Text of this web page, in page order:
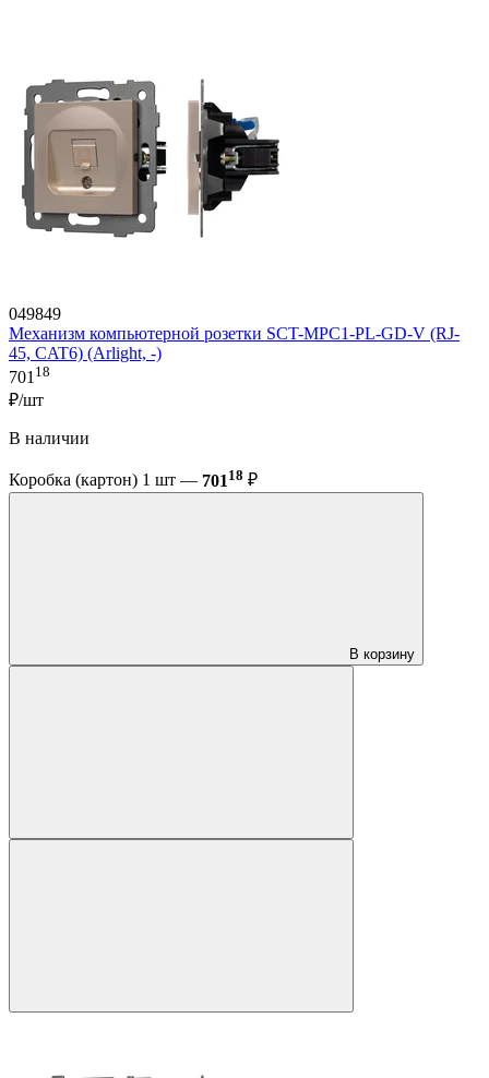
049849
Механизм компьютерной розетки SCT-MPC1-PL-GD-V (RJ-
45, CAT6) (Arlight, -)
70118
₽/шт
В наличии
Коробка (картон) 1 шт — 701 18 ₽
В корзину